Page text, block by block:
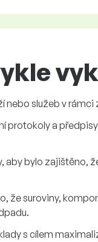
služeb v
a
bylo zajištěno,
že suroviny,
s cílem